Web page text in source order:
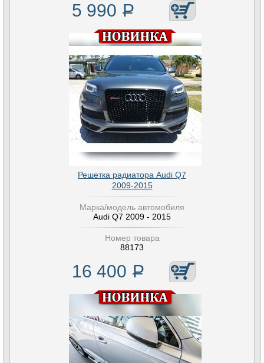
5 990 Р
Решетка радиатора Audi Q7
2009-2015
Марка/модель автомобиля
Audi Q7 2009 - 2015
Номер товара
88173
16 400 Р